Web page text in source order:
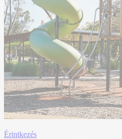
Érintkezés